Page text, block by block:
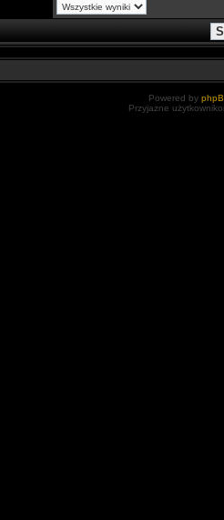
Powered by
Przyjazne